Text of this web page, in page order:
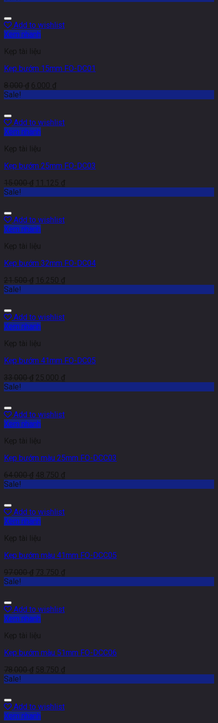
Add to wishlist
Xem nhanh
Kẹp tài liệu
Kẹp bướm 15mm FO-DC01
8.000₫ 6.000 ₫
Sale!
Add to wishlist
Xem nhanh
Kẹp tài liệu
Kẹp bướm 25mm FO-DC03
15.000₫ 11.125 ₫
Sale!
Add to wishlist
Xem nhanh
Kẹp tài liệu
Kẹp bướm 32mm FO-DC04
21.500₫ 16.250 ₫
Sale!
Add to wishlist
Xem nhanh
Kẹp tài liệu
Kẹp bướm 41mm FO-DC05
33.000₫ 25.000 ₫
Sale!
Add to wishlist
Xem nhanh
Kẹp tài liệu
Kẹp bướm màu 25mm FO-DCC03
64.000₫ 48.750 ₫
Sale!
Add to wishlist
Xem nhanh
Kẹp tài liệu
Kẹp bướm màu 41mm FO-DCC05
97.000₫ 73.750 ₫
Sale!
Add to wishlist
Xem nhanh
Kẹp tài liệu
Kẹp bướm màu 51mm FO-DCC06
78.000₫ 58.750 ₫
Sale!
Add to wishlist
Xem nhanh